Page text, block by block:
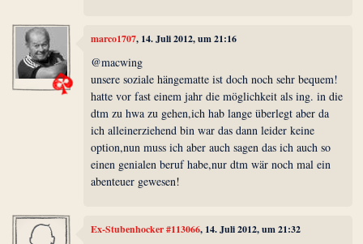
marco1707, 14. Juli 2012, um 21:16
@macwing
unsere soziale hängematte ist doch noch sehr bequem!
hatte vor fast einem jahr die möglichkeit als ing. in die
dtm zu hwa zu gehen,ich hab lange überlegt aber da
ich alleinerziehend bin war das dann leider keine
option,nun muss ich aber auch sagen das ich auch so
einen genialen beruf habe,nur dtm wär noch mal ein
abenteuer gewesen!
Ex-Stubenhocker #113066, 14. Juli 2012, um 21:32